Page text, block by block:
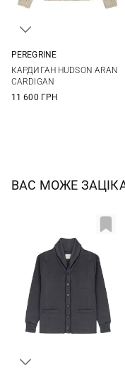
PEREGRINE
КАРДИГАН HUDSON ARAN
CARDIGAN
11 600 ГРН
ВАС МОЖЕ